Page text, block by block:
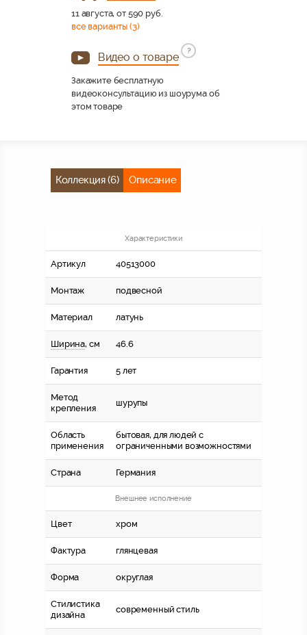
11 августа, от 590 руб.
все варианты (3)
Видео о товаре
?
Закажите бесплатную
видеоконсультацию из шоурума об
этом товаре
Коллекция (6) Описание
Характеристики
Артикул 40513000
Монтаж подвесной
Материал латунь
Ширина, см 46.6
Гарантия 5 лет
Метод
крепления
шурупы
Область
применения
бытовая, для людей с
ограниченными возможностями
Страна Германия
Внешнее исполнение
Цвет хром
Фактура глянцевая
Форма округлая
Стилистика
дизайна
современный стиль